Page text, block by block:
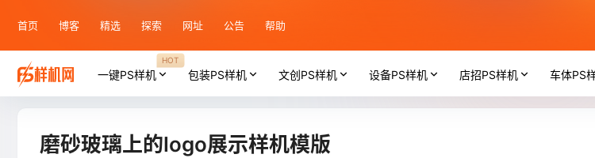
首页 博客 精选 探索 网址 公告 帮助
一键PS样机
HOT
包装PS样机 文创PS样机 设备PS样机 店招PS样机 车体PS
磨砂玻璃上的logo展示样机模版